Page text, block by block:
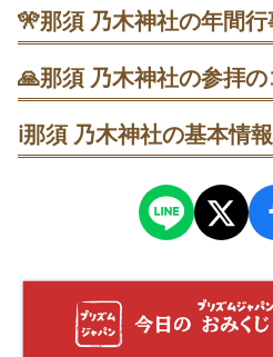
も無理なく、平日の午前が落
🎌那須 乃木神社の年間行
9月13日 例祭｜乃木希典夫妻の
界平和を祈る厳かな神事で、毎
い時間が落ち着きやすい。開始
内一周→参列の順に回ると、気
ムーズです。
7月最終日曜日 夏越大祓（茅の
れで実施。午後の神事前後に人
🙏那須 乃木神社の参拝の
平日の午前に到着し、手水の前
拍手一拝の所作をゆっくり丁寧に
拝殿→参道→別邸の順で歩き、
混雑前の朝に回るとスムーズ。
手水舎で左手→右手→口→柄杓の
水で柄を流してから納める。
ℹ️那須 乃木神社の基本情